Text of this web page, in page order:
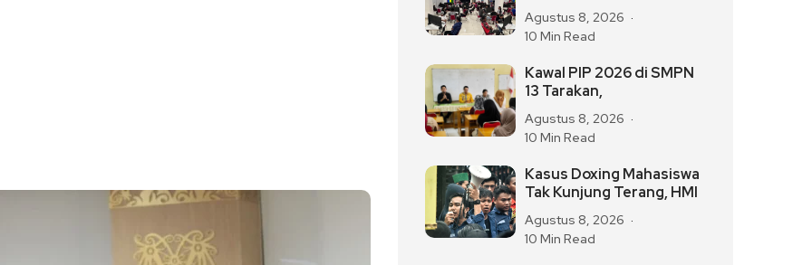
Agustus 8, 2026
10 Min Read
Kawal PIP 2026 di SMPN
13 Tarakan,
Agustus 8, 2026
10 Min Read
Kasus Doxing Mahasiswa
Tak Kunjung Terang, HMI
Agustus 8, 2026
10 Min Read